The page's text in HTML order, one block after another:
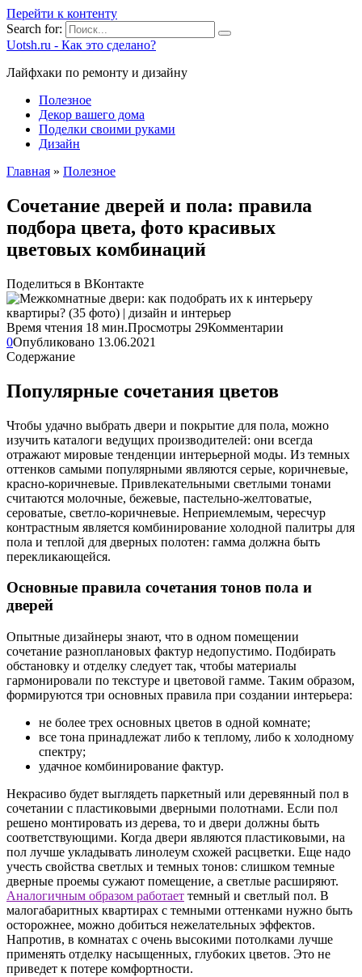
Перейти к контенту
Search for:
Uotsh.ru - Как это сделано?
Лайфхаки по ремонту и дизайну
Полезное
Декор вашего дома
Поделки своими руками
Дизайн
Главная » Полезное
Сочетание дверей и пола: правила
подбора цвета, фото красивых
цветовых комбинаций
Поделиться в ВКонтакте
Время чтения 18 мин.Просмотры 29Комментарии
0Опубликовано 13.06.2021
Содержание
Популярные сочетания цветов
Чтобы удачно выбрать двери и покрытие для пола, можно
изучить каталоги ведущих производителей: они всегда
отражают мировые тенденции интерьерной моды. Из темных
оттенков самыми популярными являются серые, коричневые,
красно-коричневые. Привлекательными светлыми тонами
считаются молочные, бежевые, пастельно-желтоватые,
сероватые, светло-коричневые. Неприемлемым, чересчур
контрастным является комбинирование холодной палитры для
пола и теплой для дверных полотен: гамма должна быть
перекликающейся.
Основные правила сочетания тонов пола и
дверей
Опытные дизайнеры знают, что в одном помещении
сочетание разноплановых фактур недопустимо. Подбирать
обстановку и отделку следует так, чтобы материалы
гармонировали по текстуре и цветовой гамме. Таким образом,
формируются три основных правила при создании интерьера:
не более трех основных цветов в одной комнате;
все тона принадлежат либо к теплому, либо к холодному
спектру;
удачное комбинирование фактур.
Некрасиво будет выглядеть паркетный или деревянный пол в
сочетании с пластиковыми дверными полотнами. Если пол
решено монтировать из дерева, то и двери должны быть
соответствующими. Когда двери являются пластиковыми, на
пол лучше укладывать линолеум схожей расцветки. Еще надо
учесть свойства светлых и темных тонов: слишком темные
дверные проемы сужают помещение, а светлые расширяют.
Аналогичным образом работает темный и светлый пол. В
малогабаритных квартирах с темными оттенками нужно быть
осторожнее, можно добиться нежелательных эффектов.
Напротив, в комнатах с очень высокими потолками лучше
применять отделку насыщенных, глубоких цветов. Это не
приведет к потере комфортности.